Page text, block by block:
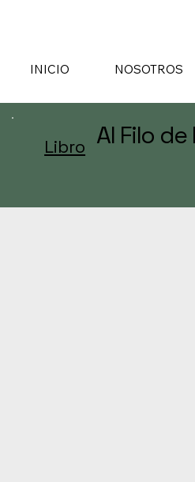
INICIO NOSOTROS
Libro Al Filo de